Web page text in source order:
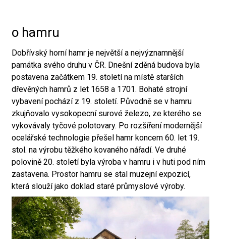
o hamru
Dobřívský horní hamr je největší a nejvýznamnější
památka svého druhu v ČR. Dnešní zděná budova byla
postavena začátkem 19. století na místě starších
dřevěných hamrů z let 1658 a 1701. Bohaté strojní
vybavení pochází z 19. století. Původně se v hamru
zkujňovalo vysokopecní surové železo, ze kterého se
vykovávaly tyčové polotovary. Po rozšíření modernější
ocelářské technologie přešel hamr koncem 60. let 19.
stol. na výrobu těžkého kovaného nářadí. Ve druhé
polovině 20. století byla výroba v hamru i v huti pod ním
zastavena. Prostor hamru se stal muzejní expozicí,
která slouží jako doklad staré průmyslové výroby.